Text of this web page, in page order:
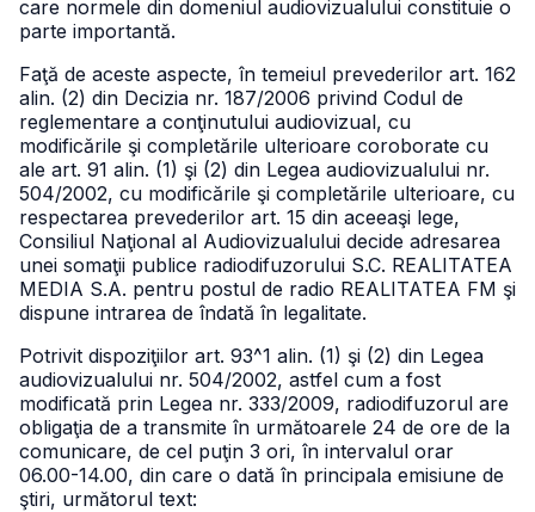
care normele din domeniul audiovizualului constituie o
parte importantă.
Faţă de aceste aspecte, în temeiul prevederilor art. 162
alin. (2) din Decizia nr. 187/2006 privind Codul de
reglementare a conţinutului audiovizual, cu
modificările şi completările ulterioare coroborate cu
ale art. 91 alin. (1) şi (2) din Legea audiovizualului nr.
504/2002, cu modificările şi completările ulterioare, cu
respectarea prevederilor art. 15 din aceeaşi lege,
Consiliul Naţional al Audiovizualului decide adresarea
unei somaţii publice radiodifuzorului S.C. REALITATEA
MEDIA S.A. pentru postul de radio REALITATEA FM şi
dispune intrarea de îndată în legalitate.
Potrivit dispoziţiilor art. 93^1 alin. (1) şi (2) din Legea
audiovizualului nr. 504/2002, astfel cum a fost
modificată prin Legea nr. 333/2009, radiodifuzorul are
obligaţia de a transmite în următoarele 24 de ore de la
comunicare, de cel puţin 3 ori, în intervalul orar
06.00-14.00, din care o dată în principala emisiune de
ştiri, următorul text: